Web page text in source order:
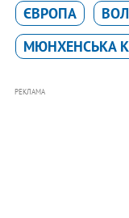
ЄВРОПА
МЮНХЕНСЬКА
РЕКЛАМА